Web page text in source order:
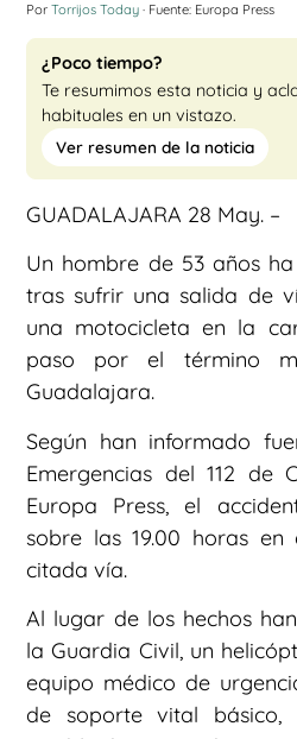
Por Torrijos Today · Fuente: Europa Press
¿Poco tiempo?
Te resumimos esta noticia y
habituales en un vistazo.
Ver resumen de la noticia
GUADALAJARA 28 May. –
Un hombre de 53 años
tras sufrir una salida de
una motocicleta en la
paso por el término
Guadalajara.
Según han informado
Emergencias del 112 de
Europa Press, el
sobre las 19.00 horas
citada vía.
Al lugar de los hechos
la Guardia Civil, un
equipo médico de
de soporte vital